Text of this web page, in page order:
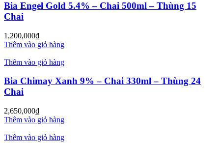
Bia Engel Gold 5.4% – Chai 500ml – Thùng 15
Chai
1,200,000₫
Thêm vào giỏ hàng
Thêm vào giỏ hàng
Bia Chimay Xanh 9% – Chai 330ml – Thùng 24
Chai
2,650,000₫
Thêm vào giỏ hàng
Thêm vào giỏ hàng